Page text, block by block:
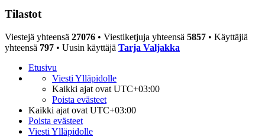
Tilastot
Viestejä yhteensä 27076 • Viestiketjuja yhteensä 5857 • Käyttäjiä
yhteensä 797 • Uusin käyttäjä Tarja Valjakka
Etusivu
Viesti Ylläpidolle
Kaikki ajat ovat UTC+03:00
Poista evästeet
Kaikki ajat ovat UTC+03:00
Poista evästeet
Viesti Ylläpidolle